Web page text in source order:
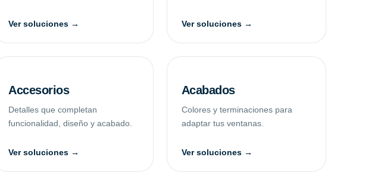
Ver soluciones → Ver soluciones →
Accesorios
Detalles que completan
funcionalidad, diseño y acabado.
Ver soluciones →
Acabados
Colores y terminaciones para
adaptar tus ventanas.
Ver soluciones →